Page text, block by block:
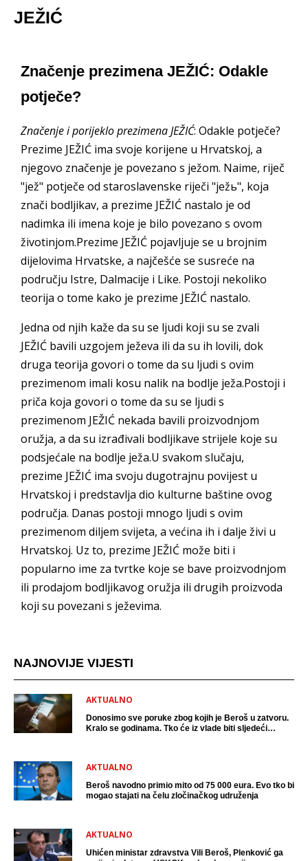
JEŽIĆ
Značenje prezimena JEŽIĆ: Odakle
potječe?
Značenje i porijeklo prezimena JEŽIĆ: Odakle potječe?
Prezime JEŽIĆ ima svoje korijene u Hrvatskoj, a
njegovo značenje je povezano s ježom. Naime, riječ
"jež" potječe od staroslavenske riječi "ježь", koja
znači bodljikav, a prezime JEŽIĆ nastalo je od
nadimka ili imena koje je bilo povezano s ovom
životinjom.Prezime JEŽIĆ pojavljuje se u brojnim
dijelovima Hrvatske, a najčešće se susreće na
području Istre, Dalmacije i Like. Postoji nekoliko
teorija o tome kako je prezime JEŽIĆ nastalo.
Jedna od njih kaže da su se ljudi koji su se zvali
JEŽIĆ bavili uzgojem ježeva ili da su ih lovili, dok
druga teorija govori o tome da su ljudi s ovim
prezimenom imali kosu nalik na bodlje ježa.Postoji i
priča koja govori o tome da su se ljudi s
prezimenom JEŽIĆ nekada bavili proizvodnjom
oružja, a da su izrađivali bodljikave strijele koje su
podsjećale na bodlje ježa.U svakom slučaju,
prezime JEŽIĆ ima svoju dugotrajnu povijest u
Hrvatskoj i predstavlja dio kulturne baštine ovog
područja. Danas postoji mnogo ljudi s ovim
prezimenom diljem svijeta, a većina ih i dalje živi u
Hrvatskoj. Uz to, prezime JEŽIĆ može biti i
popularno ime za tvrtke koje se bave proizvodnjom
ili prodajom bodljikavog oružja ili drugih proizvoda
koji su povezani s ježevima.
NAJNOVIJE VIJESTI
AKTUALNO
Donosimo sve poruke zbog kojih je Beroš u zatvoru.
Kralo se godinama. Tko će iz vlade biti sljedeći
AKTUALNO
Beroš navodno primio mito od 75 000 eura. Evo tko bi
mogao stajati na čelu zločinačkog udruženja
AKTUALNO
Uhićen ministar zdravstva Vili Beroš, Plenković ga